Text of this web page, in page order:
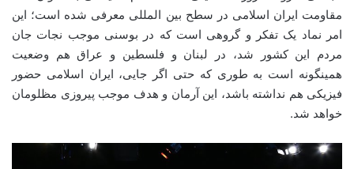
مقاومت ایران اسلامی در سطح بین المللی معرفی شده است؛ این
امر نماد یک تفکر و گروهی است که در بوسنی موجب نجات جان
مردم این کشور شد، در لبنان و فلسطین و عراق هم وضعیت
همینگونه است به طوری که حتی اگر جایی، ایران اسلامی حضور
فیزیکی هم نداشته باشد، این آرمان و هدف موجب پیروزی مظلومان
خواهد شد.